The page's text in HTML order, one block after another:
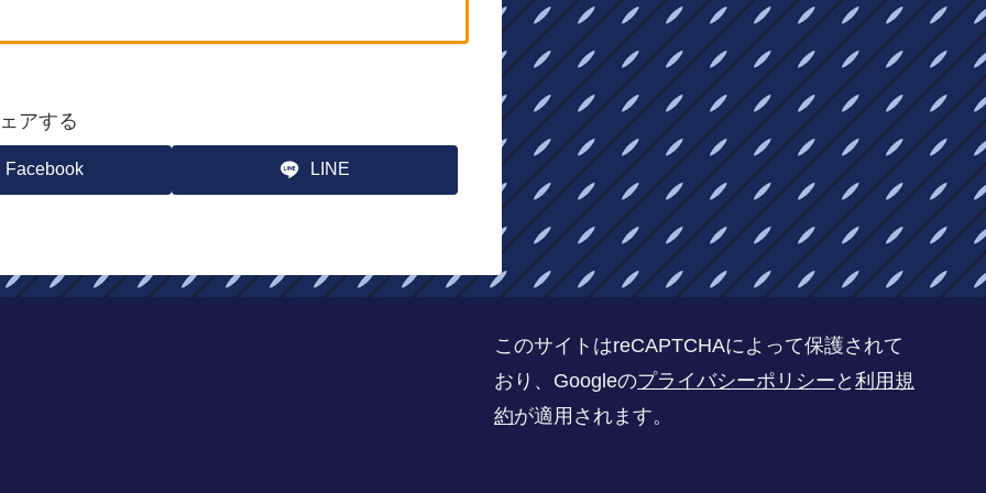
アする
Facebook LINE
このサイトはreCAPTCHAによって保護されて
おり、Googleのプライバシーポリシー と利用規
約が適用されます。